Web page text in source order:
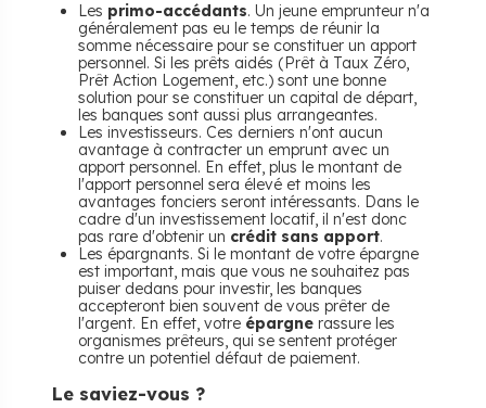
Les primo-accédants. Un jeune emprunteur n'a
généralement pas eu le temps de réunir la
somme nécessaire pour se constituer un apport
personnel. Si les prêts aidés (Prêt à Taux Zéro,
Prêt Action Logement, etc.) sont une bonne
solution pour se constituer un capital de départ,
les banques sont aussi plus arrangeantes.
Les investisseurs. Ces derniers n'ont aucun
avantage à contracter un emprunt avec un
apport personnel. En effet, plus le montant de
l'apport personnel sera élevé et moins les
avantages fonciers seront intéressants. Dans le
cadre d'un investissement locatif, il n'est donc
pas rare d'obtenir un crédit sans apport.
Les épargnants. Si le montant de votre épargne
est important, mais que vous ne souhaitez pas
puiser dedans pour investir, les banques
accepteront bien souvent de vous prêter de
l'argent. En effet, votre épargne rassure les
organismes prêteurs, qui se sentent protéger
contre un potentiel défaut de paiement.
Le saviez-vous ?